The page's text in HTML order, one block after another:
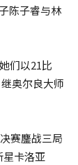
陈子睿与林
们以21比
奥尔良大师
赛鏖战三局
星卡洛亚